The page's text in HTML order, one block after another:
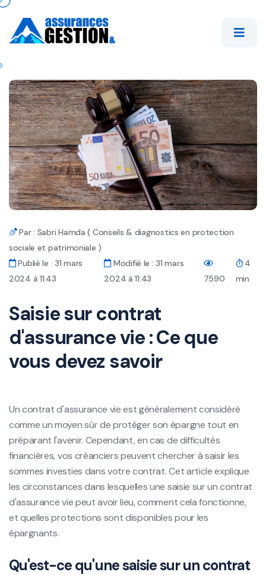
Par : Sabri Hamda ( Conseils & diagnostics en protection
sociale et patrimoniale )
Publié le : 31 mars
2024 à 11:43
Modifié le : 31 mars
2024 à 11:43
7590
4
min
Saisie sur contrat
d'assurance vie : Ce que
vous devez savoir
Un contrat d'assurance vie est généralement considéré
comme un moyen sûr de protéger son épargne tout en
préparant l'avenir. Cependant, en cas de difficultés
financières, vos créanciers peuvent chercher à saisir les
sommes investies dans votre contrat. Cet article explique
les circonstances dans lesquelles une saisie sur un contrat
d'assurance vie peut avoir lieu, comment cela fonctionne,
et quelles protections sont disponibles pour les
épargnants.
Qu'est-ce qu'une saisie sur un contrat